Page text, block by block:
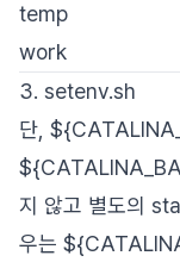
temp
work
3. setenv.sh
단,
지 않고 별도의
우는